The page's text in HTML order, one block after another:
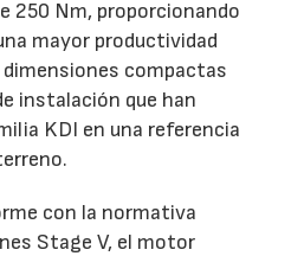
250 Nm, proporcionando
mayor productividad
compactas
instalación que han
KDI en una referencia
con la normativa
Stage V, el motor